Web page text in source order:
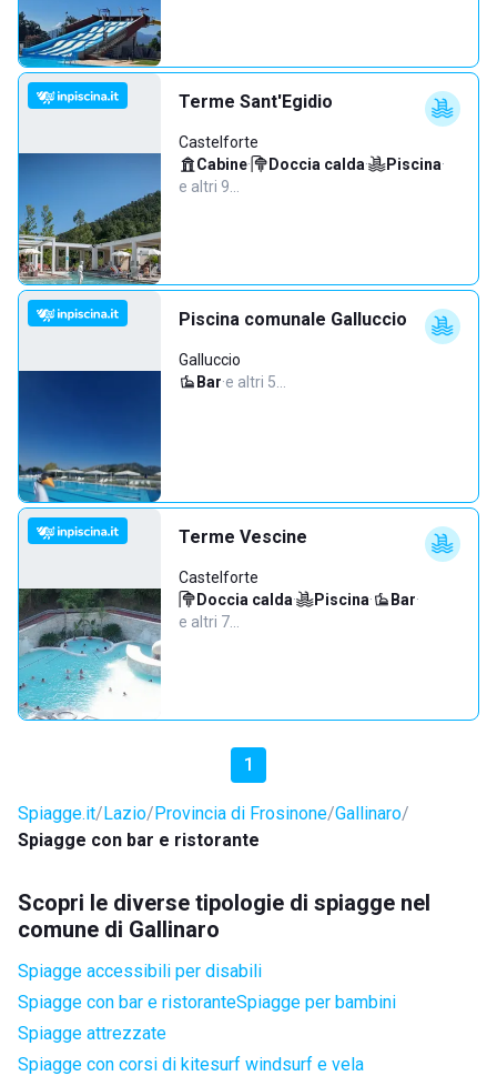
Terme Sant'Egidio
Castelforte
Cabine· Doccia calda· Piscina·
e altri 9…
Piscina comunale Galluccio
Galluccio
Bar·e altri 5…
Terme Vescine
Castelforte
Doccia calda· Piscina· Bar·
e altri 7…
1
Spiagge.it Lazio Provincia di Frosinone Gallinaro
Spiagge con bar e ristorante
Scopri le diverse tipologie di spiagge nel
comune di Gallinaro
Spiagge accessibili per disabili
Spiagge con bar e ristoranteSpiagge per bambini
Spiagge attrezzate
Spiagge con corsi di kitesurf windsurf e vela